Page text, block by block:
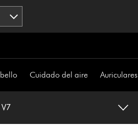
Cuidado del aire Auriculares